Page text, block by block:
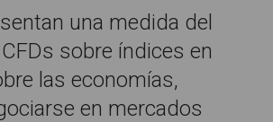
una medida del
sobre índices en
las economías,
en mercados